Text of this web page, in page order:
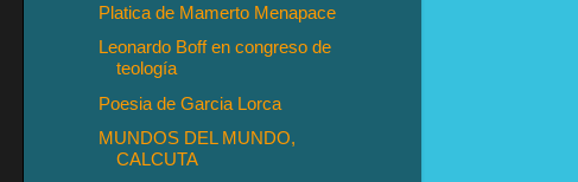
Platica de Mamerto Menapace
Leonardo Boff en congreso de
teología
Poesia de Garcia Lorca
MUNDOS DEL MUNDO,
CALCUTA